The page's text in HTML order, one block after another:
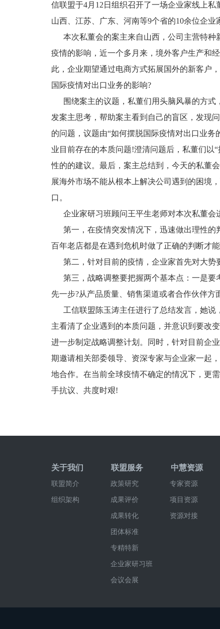
信联盟于4月12日组织召开了一场企业家线上
山西、江苏、广东、河南等9个省的10余位企业
本次私董会的案主来自山西，公司主营特种
疫情的影响，近一个多月来，境外客户生产和
此，企业期望通过电商方式拓展国外的新客户
国际疫情对出口业务的影响?
围绕案主的议题，私董们用头脑风暴的方式
发案主思考，帮助案主看到自己的盲区，发现
的问题，议题由“如何摆脱国际疫情对出口业务
业目前存在的本质问题!澄清问题后，私董们以
性的的建议。最后，案主总结到，今天的私董
展海外市场不能从根本上解决公司遇到的困境
口。
企业家研习班顾问王平生老师对本次私董会
第一，在疫情突发情况下，迅速做出理性的
百年老店都是在遇到危机时做了正确的判断才能
第二，针对目前的疫情，企业家首先对大势
第三，战略调整要把握两个基本点：一是要
先一步?从产品质量、销售渠道或者合作伙伴方
工信联盟陈玉涛主任进行了总结发言，她说
主看清了企业遇到的本质问题，并意识到要改
进一步制定战略调整计划。同时，针对目前企
期邀请相关部委领导、资深专家与企业家一起
地合作。在当前全球疫情不确定的情况下，更
手抗议、共度时艰!
关于我们 联盟服务 中慧资源
联盟简介
组织架构
政策研究
成果评价
成果转化
团体标准
专精特新
企业家研习班
会议会展
专家资源
项目资源
资源对接